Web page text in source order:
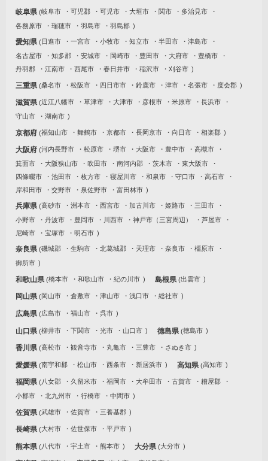
岐阜県 岐阜市 可児郡 可児市 大垣市 関市
多治見市
各務原市
瑞穂市 羽島市 羽島郡
愛知県 日進市 一宮市 小牧市 知立市 半田市
津島市
名古屋市
知多郡 安城市 岡崎市 豊田市 大府市
豊橋市
丹羽郡
江南市 西尾市 春日井市 稲沢市 刈谷市
三重県 桑名市 松阪市 四日市市 鈴鹿市 津市 名張市 度会郡
滋賀県 近江八幡市 草津市 大津市 彦根市 米原市
長浜市
守山市
湖南市
京都府 福知山市 舞鶴市 京都市 長岡京市 向日市 相楽郡
大阪府 河内長野市 松原市 堺市 大阪市 豊中市
高槻市
箕面市
大阪狭山市 吹田市 南河内郡 茨木市
東大阪市
四條畷市
池田市 枚方市 寝屋川市 和泉市 守口市
高石市
岸和田市
交野市 泉佐野市 富田林市
兵庫県 高砂市 洲本市 西宮市 加古川市 姫路市
三田市
小野市
丹波市 豊岡市 川西市 神戸市（三宮周辺）
芦屋市
尼崎市
宝塚市 明石市
奈良県 磯城郡 生駒市 北葛城郡 天理市 奈良市
橿原市
御所市
和歌山県 橋本市 和歌山市 紀の川市 島根県 出雲市
岡山県 岡山市 倉敷市 津山市 浅口市 総社市
広島県 広島市 福山市 呉市
山口県 柳井市 下関市 光市 山口市 徳島県 徳島市
香川県 高松市 観音寺市 丸亀市 三豊市 さぬき市
愛媛県 南宇和郡 松山市 西条市 新居浜市 高知県 高知市
福岡県 八女郡 久留米市 福岡市 大牟田市 古賀市
糟屋郡
小郡市
北九州市 行橋市 中間市
佐賀県 武雄市 佐賀市 三養基郡
長崎県 大村市 佐世保市 平戸市
熊本県 八代市 宇土市 熊本市 大分県 大分市